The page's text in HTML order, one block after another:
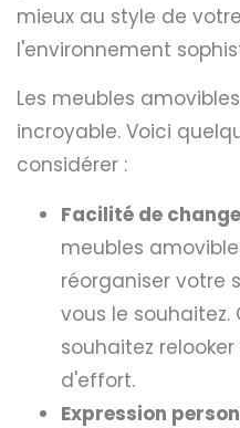
mieux au style de
l'environnement
Les meubles
incroyable. Voici
considérer :
Facilité de
meubles
réorganiser votre
vous le souhaitez.
souhaitez
d'effort.
Expression